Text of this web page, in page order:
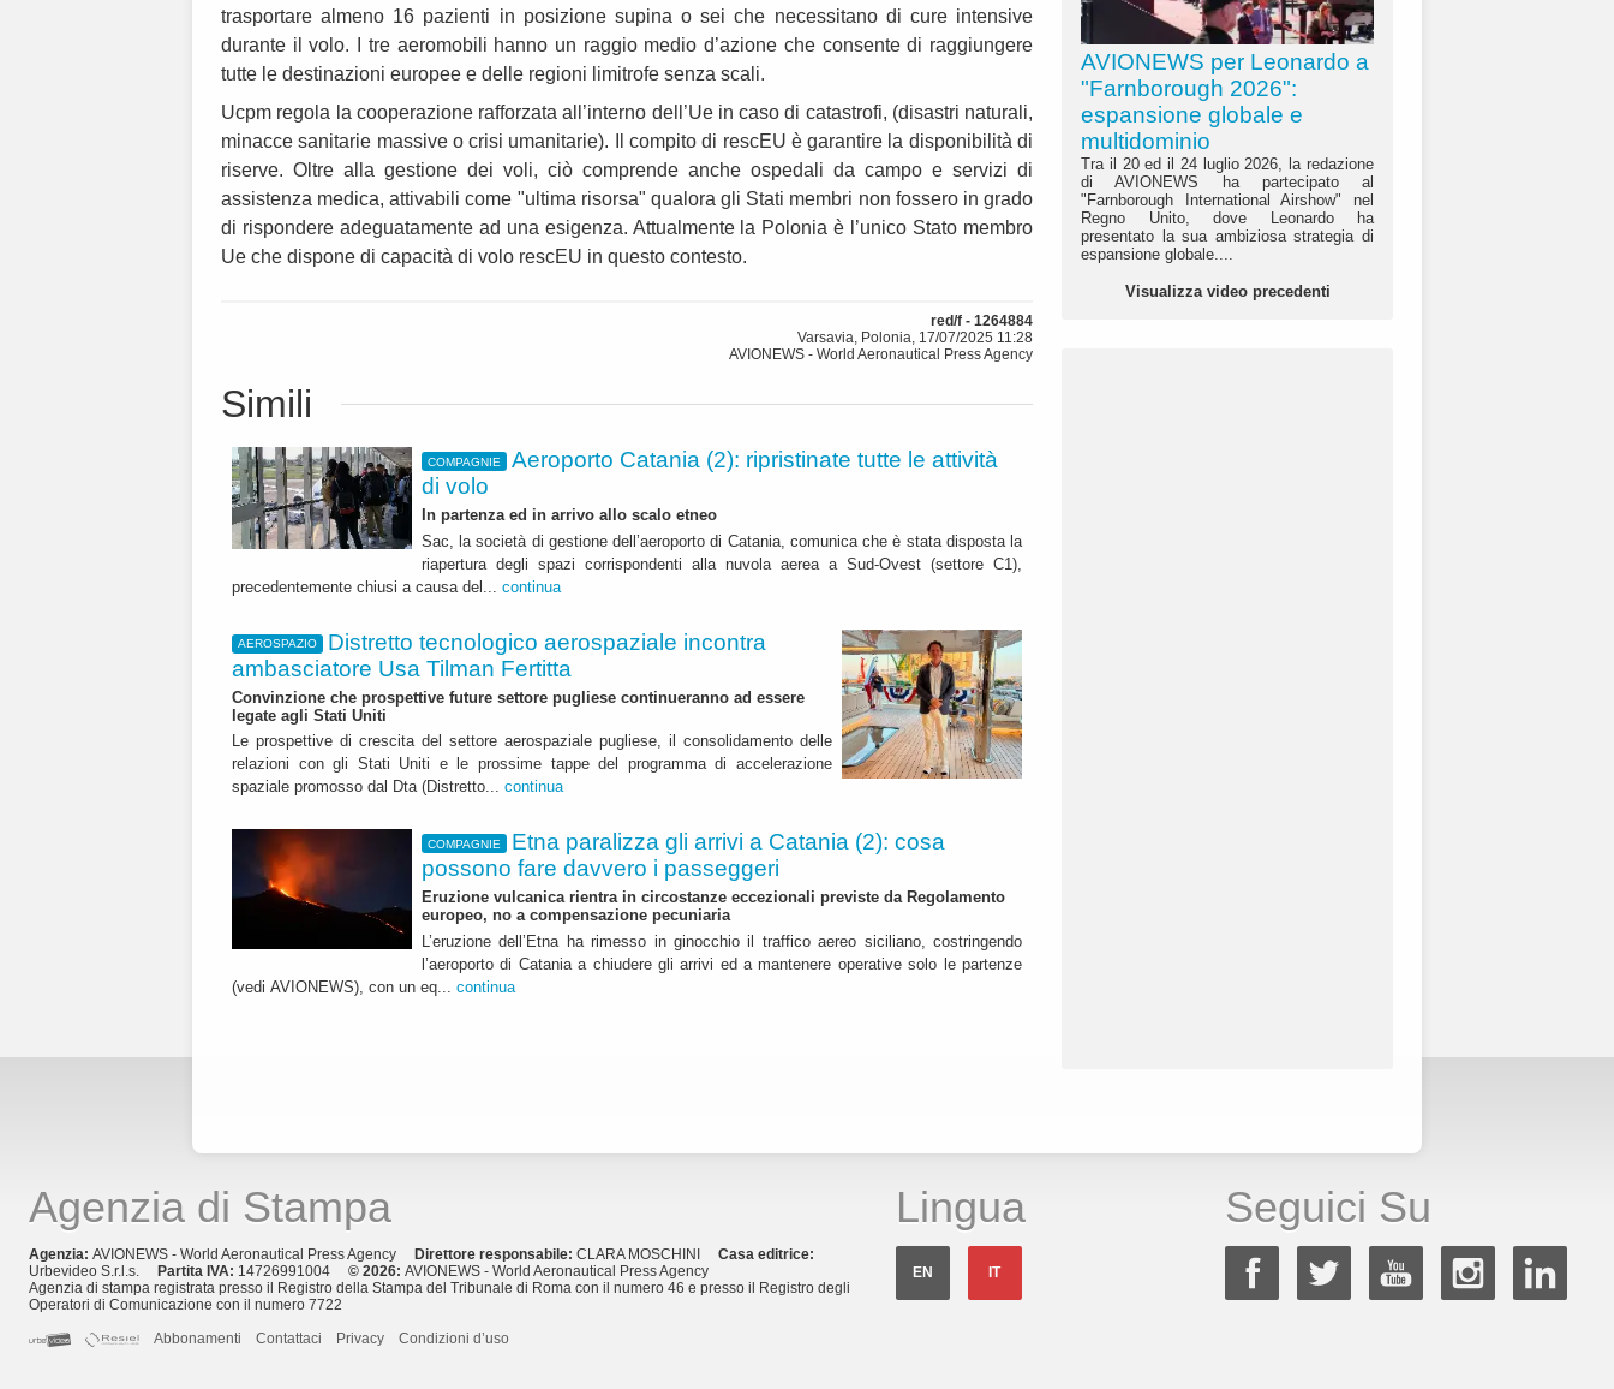
trasportare almeno 16 pazienti in posizione supina o sei che necessitano di cure intensive
durante il volo. I tre aeromobili hanno un raggio medio d’azione che consente di raggiungere
tutte le destinazioni europee e delle regioni limitrofe senza scali.
Ucpm regola la cooperazione rafforzata all’interno dell’Ue in caso di catastrofi, (disastri naturali,
minacce sanitarie massive o crisi umanitarie). Il compito di rescEU è garantire la disponibilità di
riserve. Oltre alla gestione dei voli, ciò comprende anche ospedali da campo e servizi di
assistenza medica, attivabili come "ultima risorsa" qualora gli Stati membri non fossero in grado
di rispondere adeguatamente ad una esigenza. Attualmente la Polonia è l’unico Stato membro
Ue che dispone di capacità di volo rescEU in questo contesto.
red/f - 1264884
Varsavia, Polonia, 17/07/2025 11:28
AVIONEWS - World Aeronautical Press Agency
Simili
COMPAGNIE
Aeroporto Catania (2): ripristinate tutte le attività
di volo
In partenza ed in arrivo allo scalo etneo
Sac, la società di gestione dell’aeroporto di Catania, comunica che è stata disposta la
riapertura degli spazi corrispondenti alla nuvola aerea a Sud-Ovest (settore C1),
precedentemente chiusi a causa del... continua
AEROSPAZIO
Distretto tecnologico aerospaziale incontra
ambasciatore Usa Tilman Fertitta
Convinzione che prospettive future settore pugliese continueranno ad essere
legate agli Stati Uniti
Le prospettive di crescita del settore aerospaziale pugliese, il consolidamento delle
relazioni con gli Stati Uniti e le prossime tappe del programma di accelerazione
spaziale promosso dal Dta (Distretto... continua
COMPAGNIE
Etna paralizza gli arrivi a Catania (2): cosa
possono fare davvero i passeggeri
Eruzione vulcanica rientra in circostanze eccezionali previste da Regolamento
europeo, no a compensazione pecuniaria
L’eruzione dell’Etna ha rimesso in ginocchio il traffico aereo siciliano, costringendo
l’aeroporto di Catania a chiudere gli arrivi ed a mantenere operative solo le partenze
(vedi AVIONEWS), con un eq... continua
AVIONEWS per Leonardo a
"Farnborough 2026":
espansione globale e
multidominio
Tra il 20 ed il 24 luglio 2026, la redazione
di AVIONEWS ha partecipato al
"Farnborough International Airshow" nel
Regno Unito, dove Leonardo ha
presentato la sua ambiziosa strategia di
espansione globale....
Visualizza video precedenti
Agenzia di Stampa
Agenzia: AVIONEWS - World Aeronautical Press Agency Direttore responsabile: CLARA MOSCHINI Casa editrice:
Urbevideo S.r.l.s. Partita IVA: 14726991004 © 2026: AVIONEWS - World Aeronautical Press Agency
Agenzia di stampa registrata presso il Registro della Stampa del Tribunale di Roma con il numero 46 e presso il Registro degli
Operatori di Comunicazione con il numero 7722
Abbonamenti
Contattaci Privacy Condizioni d’uso
Lingua
EN IT
Seguici Su